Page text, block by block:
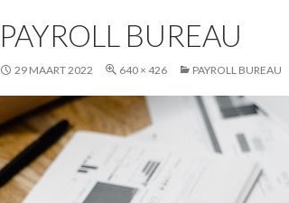
PAYROLL BUREAU
29 MAART 2022 640 × 426 PAYROLL BUREAU